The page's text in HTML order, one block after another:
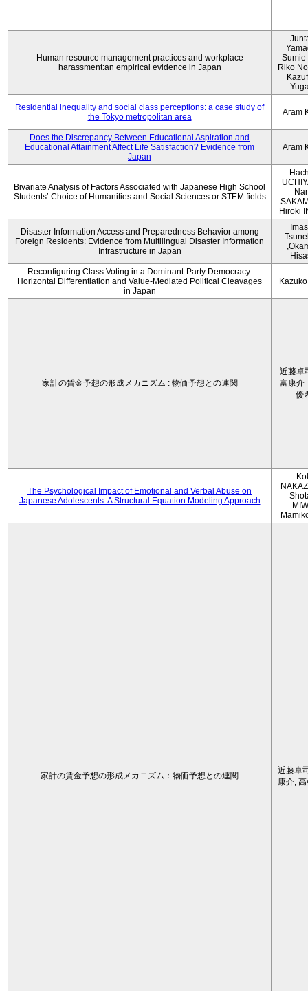
Human resource management practices and workplace
harassment:an empirical evidence in Japan
Sumie
Riko
Residential inequality and social class perceptions: a case study of
the Tokyo metropolitan area
Aram
Does the Discrepancy Between Educational Aspiration and
Educational Attainment Affect Life Satisfaction? Evidence from
Japan
Aram
Bivariate Analysis of Factors Associated with Japanese High School
Students’ Choice of Humanities and Social Sciences or STEM fields
Hiroki
Disaster Information Access and Preparedness Behavior among
Foreign Residents: Evidence from Multilingual Disaster Information
Infrastructure in Japan
Reconfiguring Class Voting in a Dominant-Party Democracy:
Horizontal Differentiation and Value-Mediated Political Cleavages
in Japan
家計の賃金予想の形成メカニズム : 物価予想との連関
近藤卓
富康介
優
The Psychological Impact of Emotional and Verbal Abuse on
Japanese Adolescents: A Structural Equation Modeling Approach
家計の賃金予想の形成メカニズム：物価予想との連関
近藤卓
康介,